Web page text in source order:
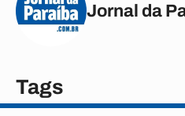
Jornal da
Tags